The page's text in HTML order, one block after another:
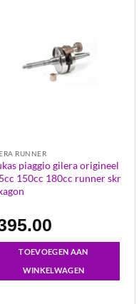
RUNNER
piaggio gilera origineel
150cc 180cc runner skr
TOEVOEGEN AAN
WINKELWAGEN